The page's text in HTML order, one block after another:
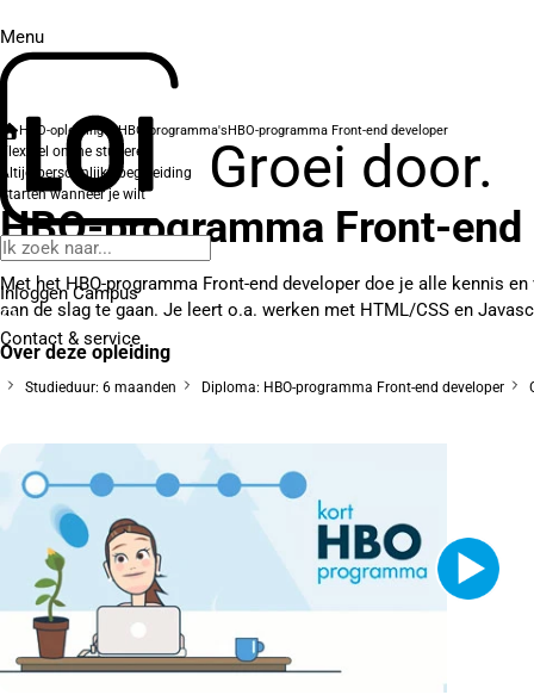
Menu
Groei door.
Inloggen Campus
Contact & service
HBO-opleidingenHBO-programma'sHBO-programma Front-end developer
Flexibel online studeren
Altijd persoonlijke begeleiding
Starten wanneer je wilt
HBO-programma Front-
Met het HBO-programma Front-end developer doe je alle kennis
aan de slag te gaan. Je leert o.a. werken met HTML/CSS en
Over deze opleiding
Studieduur: 6 maanden Diploma: HBO-programma Front-end developer